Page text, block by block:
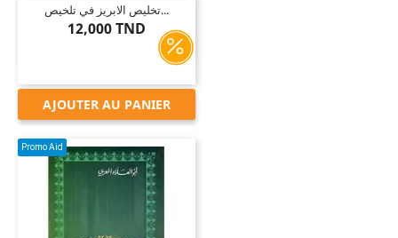
تخليص الابريز في تلخيص...
12,000 TND
AJOUTER AU PANIER
Promo Aid